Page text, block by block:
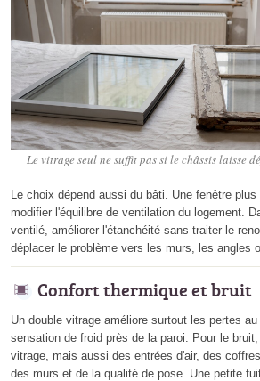
Le vitrage seul ne suffit pas si le châssis laisse
Le choix dépend aussi du bâti. Une fenêtre
modifier l'équilibre de ventilation du logement.
ventilé, améliorer l'étanchéité sans traiter le
déplacer le problème vers les murs, les angles
Confort thermique et bruit
Un double vitrage améliore surtout les pertes
sensation de froid près de la paroi. Pour le
vitrage, mais aussi des entrées d'air, des
des murs et de la qualité de pose. Une petite